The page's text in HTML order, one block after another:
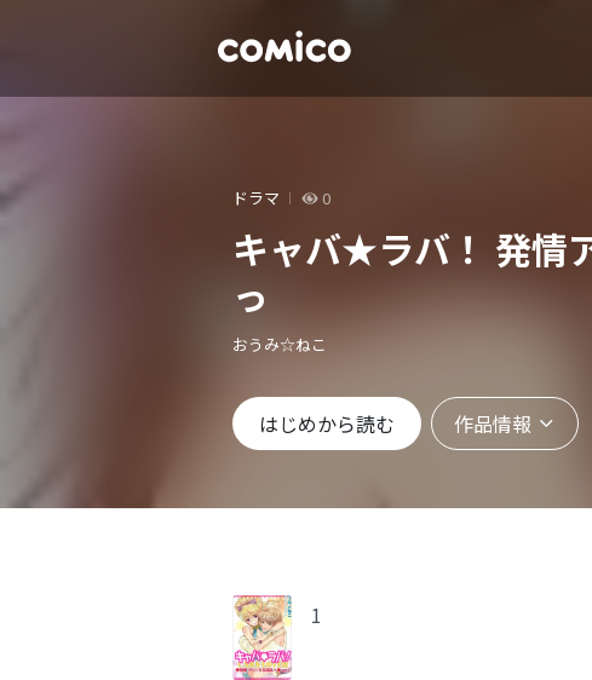
ドラマ 0
キャバ★ラバ！ 発情
っ
おうみ☆ねこ
はじめから読む 作品情報
1